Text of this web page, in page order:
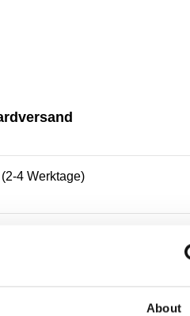
About
4 Werktage)